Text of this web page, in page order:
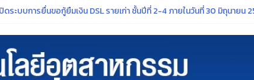
ดระบบการยื่นขอกู้ยืมเงิน DSL รายเก่า ชั้นปีที่ 2-4 ภายในวันที่ 30 มิถุนายน
ารย์ที่สภามหาวิทยาลัยมีมติแต่งตั้งให้ดำรงตำแหน่งทางวิชาการ